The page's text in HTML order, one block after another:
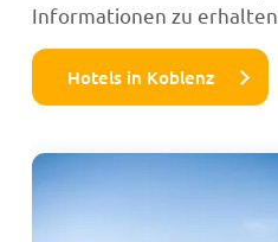
Informationen zu erhalten.
Hotels in Koblenz